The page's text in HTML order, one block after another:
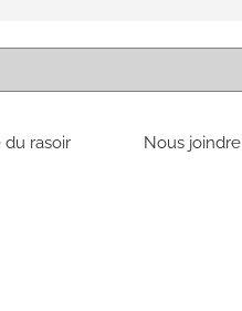
rasoir Nous joindre